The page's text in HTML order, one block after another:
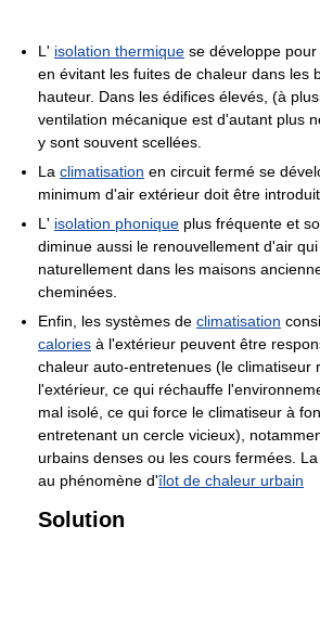
L' isolation thermique se développe
en évitant les fuites de chaleur dans les
hauteur. Dans les édifices élevés, (à
ventilation mécanique est d'autant plus
y sont souvent scellées.
La climatisation en circuit fermé se
minimum d'air extérieur doit être
L' isolation phonique plus fréquente et
diminue aussi le renouvellement d'air
naturellement dans les maisons
cheminées.
Enfin, les systèmes de climatisation
calories à l'extérieur peuvent être
chaleur auto-entretenues (le climatiseur
l'extérieur, ce qui réchauffe
mal isolé, ce qui force le climatiseur à
entretenant un cercle vicieux),
urbains denses ou les cours fermées.
au phénomène d'îlot de chaleur urbain
Solution